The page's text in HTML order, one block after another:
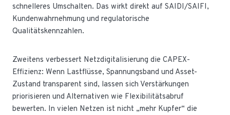
schnelleres Umschalten. Das wirkt direkt auf SAIDI/SAIFI,
Kundenwahrnehmung und regulatorische
Qualitätskennzahlen.
Zweitens verbessert Netzdigitalisierung die CAPEX-
Effizienz: Wenn Lastflüsse, Spannungsband und Asset-
Zustand transparent sind, lassen sich Verstärkungen
priorisieren und Alternativen wie Flexibilitätsabruf
bewerten. In vielen Netzen ist nicht „mehr Kupfer“ die